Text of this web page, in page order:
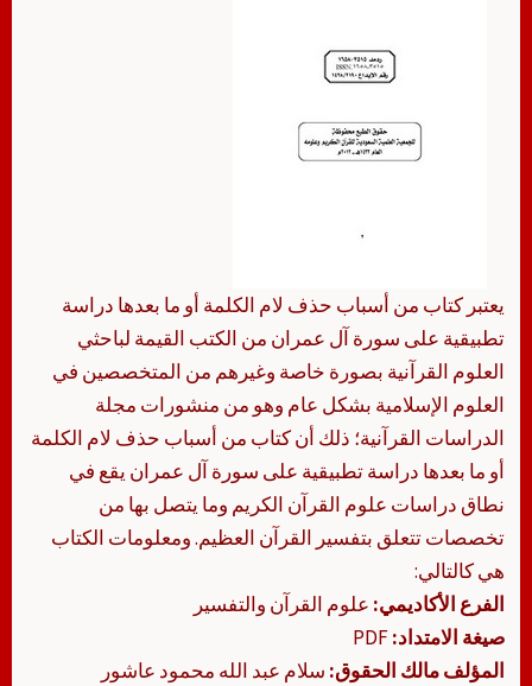
يعتبر كتاب من أسباب حذف لام الكلمة أو ما بعدها دراسة
تطبيقية على سورة آل عمران من الكتب القيمة لباحثي
العلوم القرآنية بصورة خاصة وغيرهم من المتخصصين في
العلوم الإسلامية بشكل عام وهو من منشورات مجلة
الدراسات القرآنية؛ ذلك أن كتاب من أسباب حذف لام الكلمة
أو ما بعدها دراسة تطبيقية على سورة آل عمران يقع في
نطاق دراسات علوم القرآن الكريم وما يتصل بها من
تخصصات تتعلق بتفسير القرآن العظيم. ومعلومات الكتاب
هي كالتالي:
الفرع الأكاديمي: علوم القرآن والتفسير
صيغة الامتداد:
المؤلف مالك الحقوق: سلام عبد الله محمود عاشور